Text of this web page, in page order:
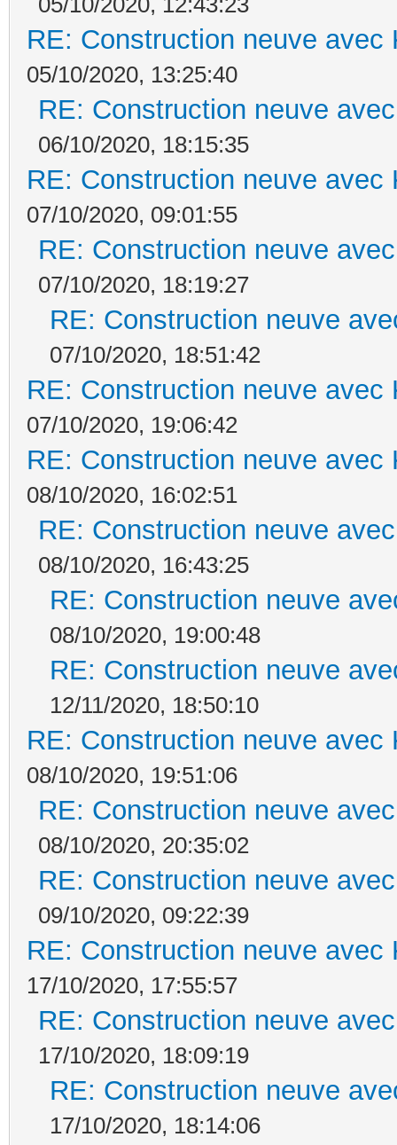
RE: Construction neuve avec
05/10/2020, 13:25:40
RE: Construction neuve
06/10/2020, 18:15:35
RE: Construction neuve avec
07/10/2020, 09:01:55
RE: Construction neuve
07/10/2020, 18:19:27
RE: Construction neuve
07/10/2020, 18:51:42
RE: Construction neuve avec
07/10/2020, 19:06:42
RE: Construction neuve avec
08/10/2020, 16:02:51
RE: Construction neuve
08/10/2020, 16:43:25
RE: Construction neuve
08/10/2020, 19:00:48
RE: Construction neuve
12/11/2020, 18:50:10
RE: Construction neuve avec
08/10/2020, 19:51:06
RE: Construction neuve
08/10/2020, 20:35:02
RE: Construction neuve
09/10/2020, 09:22:39
RE: Construction neuve avec
17/10/2020, 17:55:57
RE: Construction neuve
17/10/2020, 18:09:19
RE: Construction neuve
17/10/2020, 18:14:06